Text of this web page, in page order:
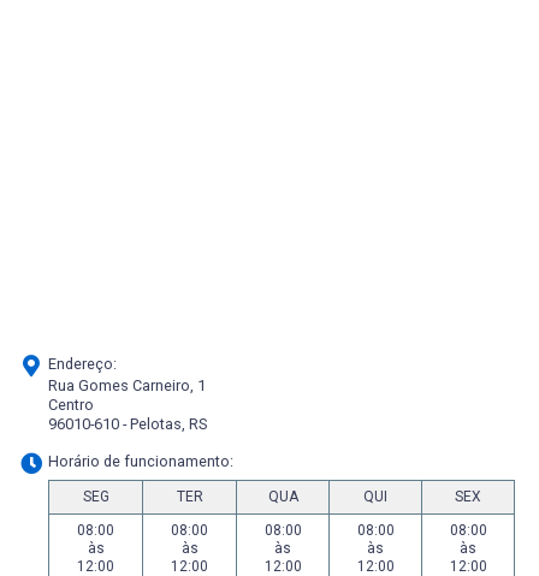
Endereço:
Rua Gomes Carneiro, 1
Centro
96010-610 - Pelotas, RS
Horário de funcionamento:
SEG TER QUA QUI
SEX
08:00
às
12:00
08:00
às
12:00
08:00
às
12:00
08:00
às
12:00
08:00
às
12:00